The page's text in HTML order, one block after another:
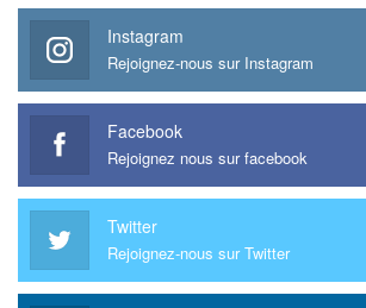
Instagram
Rejoignez-nous sur Instagram
Facebook
Rejoignez nous sur facebook
Twitter
Rejoignez-nous sur Twitter